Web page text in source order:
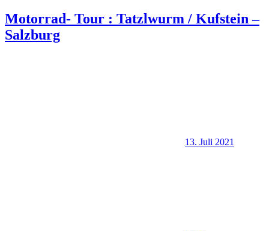
Motorrad- Tour : Tatzlwurm / Kufstein –
Salzburg
13. Juli 2021